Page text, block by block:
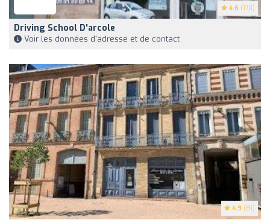
4.6 (170)
Driving School D'arcole
Voir les données d'adresse et de contact
4.9 (81)